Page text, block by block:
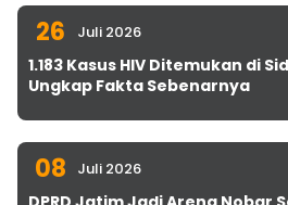
26 Juli 2026
1.183 Kasus HIV Ditemukan di
Ungkap Fakta Sebenarnya
08 Juli 2026